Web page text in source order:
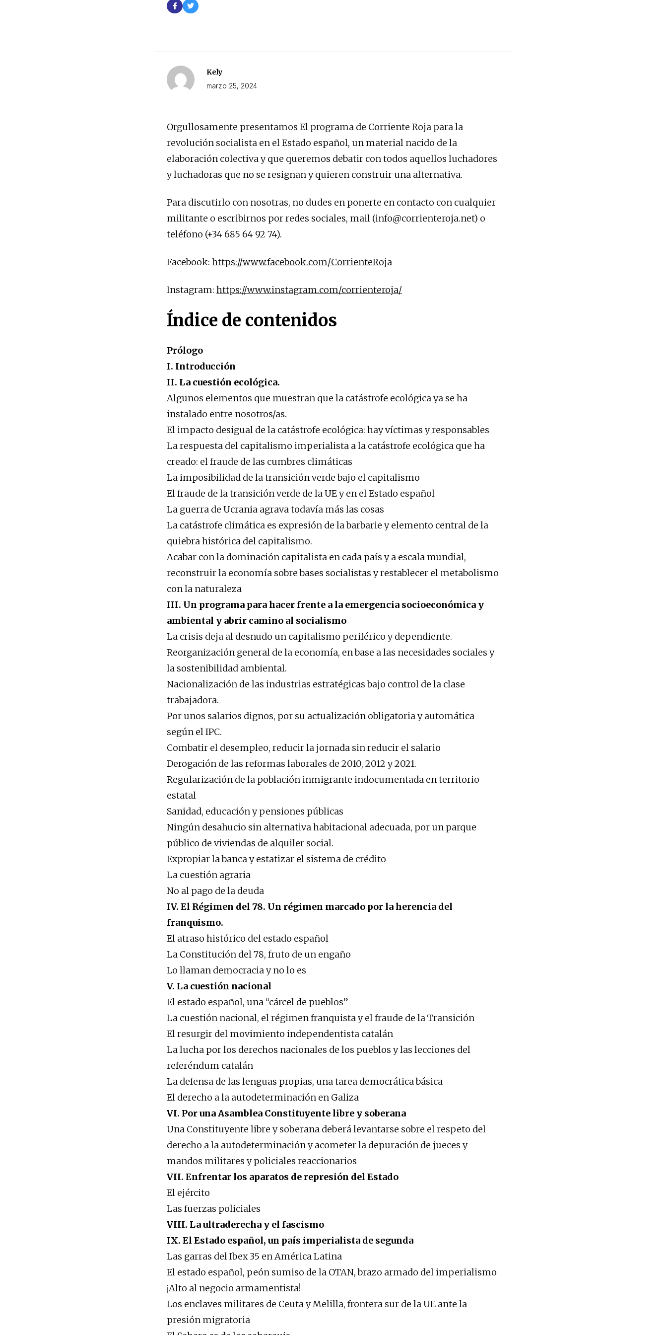
Kely
marzo 25, 2024
Orgullosamente presentamos El programa de Corriente Roja para la
revolución socialista en el Estado español, un material nacido de la
elaboración colectiva y que queremos debatir con todos aquellos luchadores
y luchadoras que no se resignan y quieren construir una alternativa.
Para discutirlo con nosotras, no dudes en ponerte en contacto con cualquier
militante o escribirnos por redes sociales, mail (info@corrienteroja.net) o
teléfono (+34 685 64 92 74).
Facebook: https://www.facebook.com/CorrienteRoja
Instagram: https://www.instagram.com/corrienteroja/
Índice de contenidos
Prólogo
I. Introducción
II. La cuestión ecológica.
Algunos elementos que muestran que la catástrofe ecológica ya se ha
instalado entre nosotros/as.
El impacto desigual de la catástrofe ecológica: hay víctimas y responsables
La respuesta del capitalismo imperialista a la catástrofe ecológica que ha
creado: el fraude de las cumbres climáticas
La imposibilidad de la transición verde bajo el capitalismo
El fraude de la transición verde de la UE y en el Estado español
La guerra de Ucrania agrava todavía más las cosas
La catástrofe climática es expresión de la barbarie y elemento central de la
quiebra histórica del capitalismo.
Acabar con la dominación capitalista en cada país y a escala mundial,
reconstruir la economía sobre bases socialistas y restablecer el metabolismo
con la naturaleza
III. Un programa para hacer frente a la emergencia socioeconómica y
ambiental y abrir camino al socialismo
La crisis deja al desnudo un capitalismo periférico y dependiente.
Reorganización general de la economía, en base a las necesidades sociales y
la sostenibilidad ambiental.
Nacionalización de las industrias estratégicas bajo control de la clase
trabajadora.
Por unos salarios dignos, por su actualización obligatoria y automática
según el IPC.
Combatir el desempleo, reducir la jornada sin reducir el salario
Derogación de las reformas laborales de 2010, 2012 y 2021.
Regularización de la población inmigrante indocumentada en territorio
estatal
Sanidad, educación y pensiones públicas
Ningún desahucio sin alternativa habitacional adecuada, por un parque
público de viviendas de alquiler social.
Expropiar la banca y estatizar el sistema de crédito
La cuestión agraria
No al pago de la deuda
IV. El Régimen del 78. Un régimen marcado por la herencia del
franquismo.
El atraso histórico del estado español
La Constitución del 78, fruto de un engaño
Lo llaman democracia y no lo es
V. La cuestión nacional
El estado español, una “cárcel de pueblos”
La cuestión nacional, el régimen franquista y el fraude de la Transición
El resurgir del movimiento independentista catalán
La lucha por los derechos nacionales de los pueblos y las lecciones del
referéndum catalán
La defensa de las lenguas propias, una tarea democrática básica
El derecho a la autodeterminación en Galiza
VI. Por una Asamblea Constituyente libre y soberana
Una Constituyente libre y soberana deberá levantarse sobre el respeto del
derecho a la autodeterminación y acometer la depuración de jueces y
mandos militares y policiales reaccionarios
VII. Enfrentar los aparatos de represión del Estado
El ejército
Las fuerzas policiales
VIII. La ultraderecha y el fascismo
IX. El Estado español, un país imperialista de segunda
Las garras del Ibex 35 en América Latina
El estado español, peón sumiso de la OTAN, brazo armado del imperialismo
¡Alto al negocio armamentista!
Los enclaves militares de Ceuta y Melilla, frontera sur de la UE ante la
presión migratoria